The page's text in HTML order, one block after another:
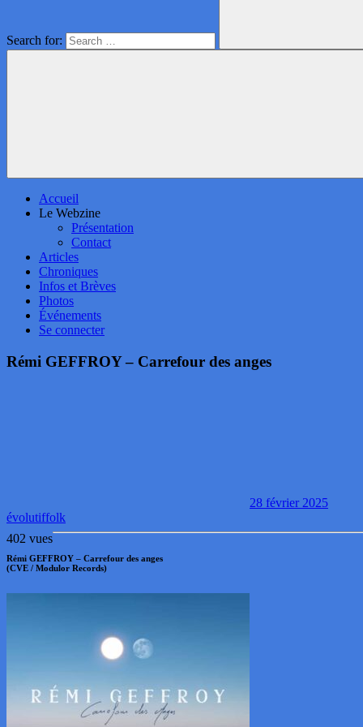
Search for:
Accueil
Le Webzine
Présentation
Contact
Articles
Chroniques
Infos et Brèves
Photos
Événements
Se connecter
Rémi GEFFROY – Carrefour des anges
28 février 2025
évolutiffolk
402 vues
Rémi GEFFROY – Carrefour des anges
(CVE / Modulor Records)